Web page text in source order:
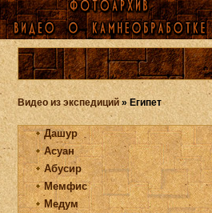
Видео из экспедиций» Египет
Дашур
Асуан
Абусир
Мемфис
Медум